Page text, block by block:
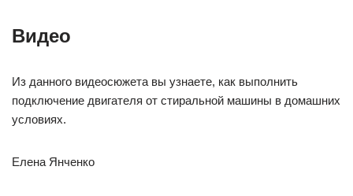
Видео
Из данного видеосюжета вы узнаете, как выполнить
подключение двигателя от стиральной машины в домашних
условиях.
Елена Янченко